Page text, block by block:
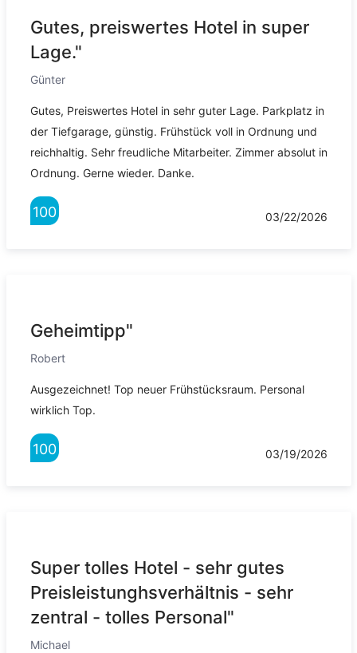
Gutes, preiswertes Hotel in super
Lage."
Günter
Gutes, Preiswertes Hotel in sehr guter Lage. Parkplatz in
der Tiefgarage, günstig. Frühstück voll in Ordnung und
reichhaltig. Sehr freudliche Mitarbeiter. Zimmer absolut in
Ordnung. Gerne wieder. Danke.
100 03/22/2026
Geheimtipp"
Robert
Ausgezeichnet! Top neuer Frühstücksraum. Personal
wirklich Top.
100 03/19/2026
Super tolles Hotel - sehr gutes
Preisleistunghsverhältnis - sehr
zentral - tolles Personal"
Michael